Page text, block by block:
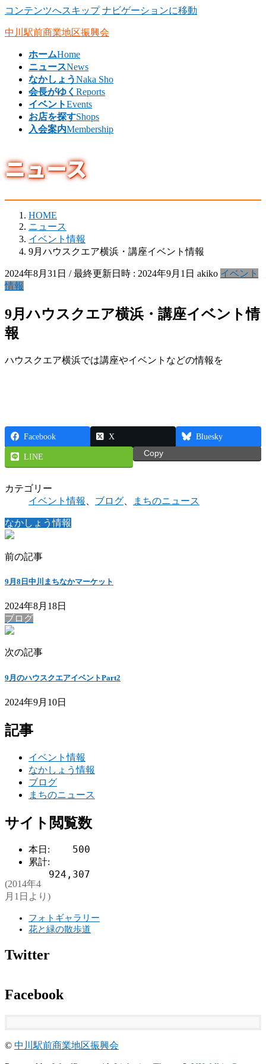
コンテンツへスキップ ナビゲーションに移動
中川駅前商業地区振興会
ホームHome
ニュースNews
なかしょうNaka Sho
会長がゆく Reports
イベントEvents
お店を探すShops
入会案内Membership
ニュース
HOME
ニュース
イベント情報
9月ハウスクエア横浜・講座イベント情報
2024年8月31日 / 最終更新日時 : 2024年9月1日 akiko イベント
情報
9月ハウスクエア横浜・講座イベント情
報
ハウスクエア横浜では講座やイベントなどの情報を
Facebook X Bluesky
LINE Copy
カテゴリー
イベント情報
ブログ まちのニュース
なかしょう情報
前の記事
9月8日中川まちなかマーケット
2024年8月18日
ブログ
次の記事
9月のハウスクエアイベントPart2
2024年9月10日
記事
イベント情報
なかしょう情報
ブログ
まちのニュース
サイト閲覧数
本日: 500
累計:
924,307
(2014年4
月1日より)
フォトギャラリー
花と緑の散歩道
Twitter
Facebook
© 中川駅前商業地区振興会